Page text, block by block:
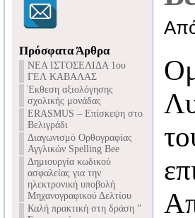
Πρόσφατα Άρθρα
NEA ΙΣΤΟΣΕΛΙΔΑ 1ου
ΓΕΛ ΚΑΒΑΛΑΣ
Έκθεση αξιολόγησης
σχολικής μονάδας
ERASMUS – Επίσκεψη στο
Βελιγράδι
Διαγωνισμό Ορθογραφίας
Αγγλικών Spelling Bee
Δημιουργία κωδικού
ασφαλείας για την
ηλεκτρονική υποβολή
Μηχανογραφικού Δελτίου
Καλή πρακτική στη δράση ”